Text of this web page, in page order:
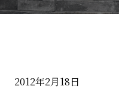
2012年2月18日